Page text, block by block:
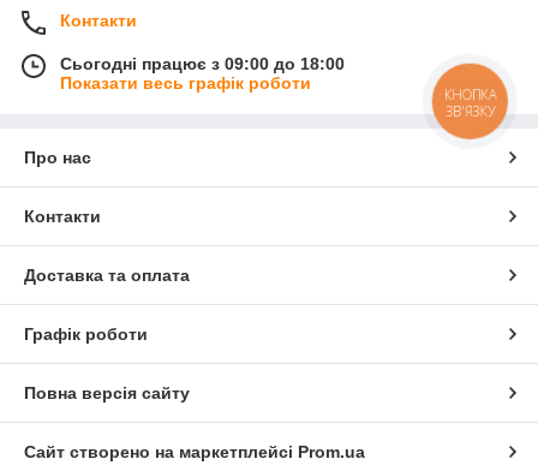
Контакти
Сьогодні працює з 09:00 до 18:00
Показати весь графік роботи
Про нас
Контакти
Доставка та оплата
Графік роботи
Повна версія сайту
Сайт створено на маркетплейсі Prom.ua
КНОПКА
ЗВ'ЯЗКУ